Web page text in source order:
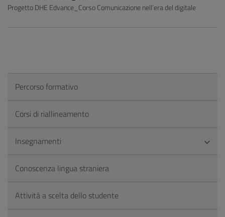
Progetto DHE Edvance_Corso Comunicazione nell’era del digitale
Percorso formativo
Corsi di riallineamento
Insegnamenti
Conoscenza lingua straniera
Attività a scelta dello studente